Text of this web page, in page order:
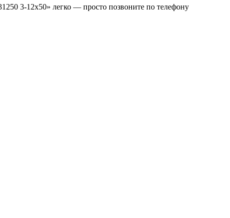
3-12x50» легко — просто позвоните по телефону